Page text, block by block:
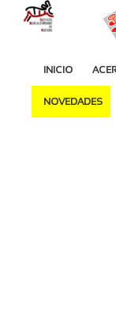
INICIO
NOVEDADES